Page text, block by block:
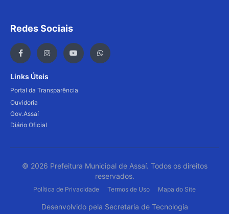
Redes Sociais
Links Úteis
Portal da Transparência
Ouvidoria
Gov.Assaí
Diário Oficial
© 2026 Prefeitura Municipal de Assaí. Todos os direitos
reservados.
Política de Privacidade Termos de Uso Mapa do Site
Desenvolvido pela Secretaria de Tecnologia